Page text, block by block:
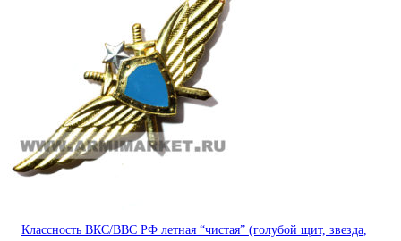
Классность ВКС/ВВС РФ летная “чистая” (голубой щит, звезда,